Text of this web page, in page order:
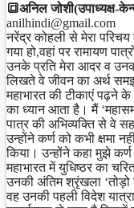
🔳अनिल जोशी(उपाध्यक्ष-
anilhindi@gmail.com
नरेंद्र कोहली से मेरा
गया हो,वहां पर रामायण
उनके प्रति मेरा आदर व
लिखते वे जीवन का अर्थ
महाभारत की टीकाएं पढ़ने
का ध्यान आता है। मैं
पात्र की अभिव्यक्ति से वे
उन्होंने कर्ण को कभी क्षमा
किया। उन्होंने कहा मुझे कर्ण
महाभारत में युधिष्ठर का
उनकी अंतिम श्रृंखला
वह उनकी पहली विदेश